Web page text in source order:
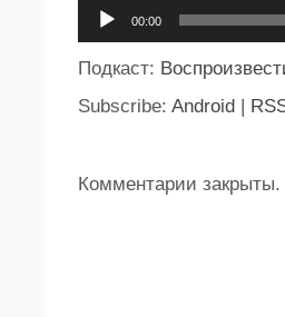
00:00
Подкаст:
Subscribe: Android |
Комментарии закрыты.